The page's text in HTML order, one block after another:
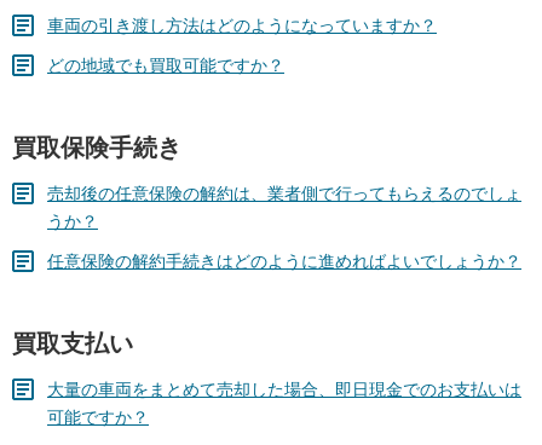
車両の引き渡し方法はどのようになっていますか？
どの地域でも買取可能ですか？
買取保険手続き
売却後の任意保険の解約は、業者側で行ってもらえるのでしょ
うか？
任意保険の解約手続きはどのように進めればよいでしょうか？
買取支払い
大量の車両をまとめて売却した場合、即日現金でのお支払いは
可能ですか？